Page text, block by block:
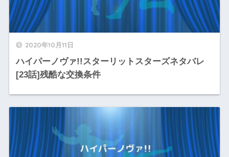
2020年10月11日
ハイパーノヴァ!!スターリットスターズネタバレ
[23話]残酷な交換条件